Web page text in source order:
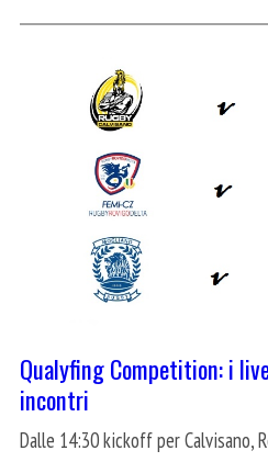
Qualyfing Competition: i
incontri
Dalle 14:30 kickoff per Calvisano,